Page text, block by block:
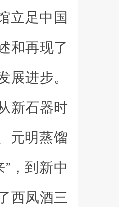
立足中国
和再现了
进步。
新石器时
元明蒸馏
，到新中
西凤酒三